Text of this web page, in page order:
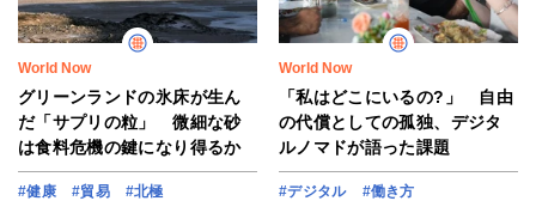
World Now
グリーンランドの氷床が生ん
だ「サプリの粒」 微細な砂
は食料危機の鍵になり得るか
#健康 #貿易
#北極
World Now
「私はどこにいるの?」 自由
の代償としての孤独、デジタ
ルノマドが語った課題
#デジタル #働き方